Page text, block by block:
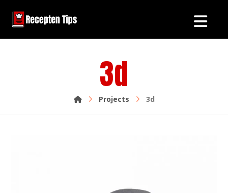
3d
Projects 3d